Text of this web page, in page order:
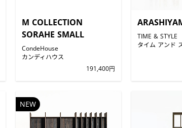
M COLLECTION
SORAHE SMALL
CondeHouse
カンディハウス
191,400円
TIME & STYLE
タイム アンド
NEW